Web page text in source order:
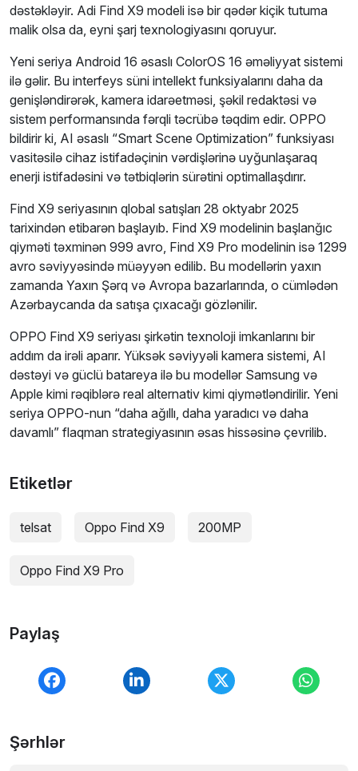
dəstəkləyir. Adi Find X9 modeli isə bir qədər kiçik tutuma
malik olsa da, eyni şarj texnologiyasını qoruyur.
Yeni seriya Android 16 əsaslı ColorOS 16 əməliyyat sistemi
ilə gəlir. Bu interfeys süni intellekt funksiyalarını daha da
genişləndirərək, kamera idarəetməsi, şəkil redaktəsi və
sistem performansında fərqli təcrübə təqdim edir. OPPO
bildirir ki, AI əsaslı “Smart Scene Optimization” funksiyası
vasitəsilə cihaz istifadəçinin vərdişlərinə uyğunlaşaraq
enerji istifadəsini və tətbiqlərin sürətini optimallaşdırır.
Find X9 seriyasının qlobal satışları 28 oktyabr 2025
tarixindən etibarən başlayıb. Find X9 modelinin başlanğıc
qiyməti təxminən 999 avro, Find X9 Pro modelinin isə 1299
avro səviyyəsində müəyyən edilib. Bu modellərin yaxın
zamanda Yaxın Şərq və Avropa bazarlarında, o cümlədən
Azərbaycanda da satışa çıxacağı gözlənilir.
OPPO Find X9 seriyası şirkətin texnoloji imkanlarını bir
addım da irəli aparır. Yüksək səviyyəli kamera sistemi, AI
dəstəyi və güclü batareya ilə bu modellər Samsung və
Apple kimi rəqiblərə real alternativ kimi qiymətləndirilir. Yeni
seriya OPPO-nun “daha ağıllı, daha yaradıcı və daha
davamlı” flaqman strategiyasının əsas hissəsinə çevrilib.
Etiketlər
telsat Oppo Find X9 200MP
Oppo Find X9 Pro
Paylaş
Şərhlər